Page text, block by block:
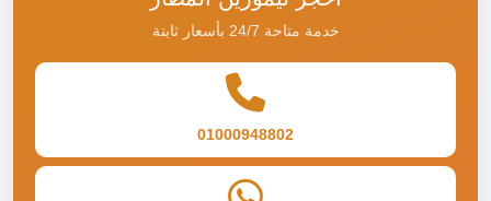
خدمة متاحة 24/7 بأسعار ثابتة
01000948802